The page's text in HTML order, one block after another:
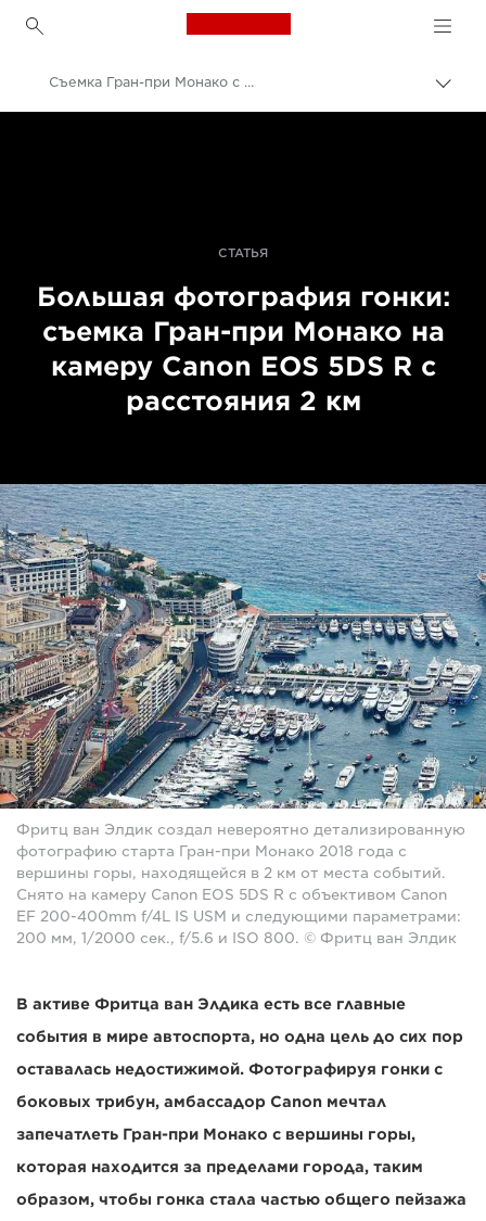
Canon Logo, back to
Съемка Гран-при Монако с вершины горы на камеру Canon EOS 5DS R
СТАТЬЯ
Большая фотография гонки:
съемка Гран-при Монако на
камеру Canon EOS 5DS R с
расстояния 2 км
Фритц ван Элдик создал невероятно детализированную
фотографию старта Гран-при Монако 2018 года с
вершины горы, находящейся в 2 км от места событий.
Снято на камеру Canon EOS 5DS R с объективом Canon
EF 200-400mm f/4L IS USM и следующими параметрами:
200 мм, 1/2000 сек., f/5.6 и ISO 800. © Фритц ван Элдик
В активе Фритца ван Элдика есть все главные
события в мире автоспорта, но одна цель до сих пор
оставалась недостижимой. Фотографируя гонки с
боковых трибун, амбассадор Canon мечтал
запечатлеть Гран-при Монако с вершины горы,
которая находится за пределами города, таким
образом, чтобы гонка стала частью общего пейзажа